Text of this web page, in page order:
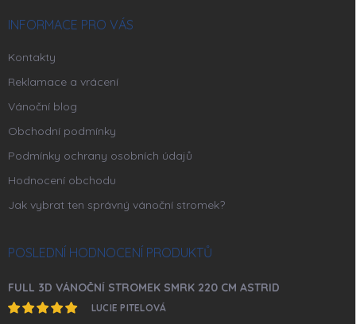
INFORMACE PRO VÁS
Kontakty
Reklamace a vrácení
Vánoční blog
Obchodní podmínky
Podmínky ochrany osobních údajů
Hodnocení obchodu
Jak vybrat ten správný vánoční stromek?
POSLEDNÍ HODNOCENÍ PRODUKTŮ
FULL 3D VÁNOČNÍ STROMEK SMRK 220 CM ASTRID
LUCIE PITELOVÁ